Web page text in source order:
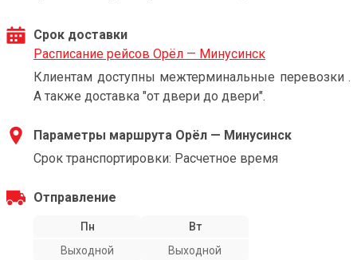
Срок доставки
Расписание рейсов Орёл — Минусинск
Клиентам доступны межтерминальные перевозки .
А также доставка "от двери до двери".
Параметры маршрута Орёл — Минусинск
Срок транспортировки: Расчетное время
Отправление
Пн
Выходной
Вт
Выходной